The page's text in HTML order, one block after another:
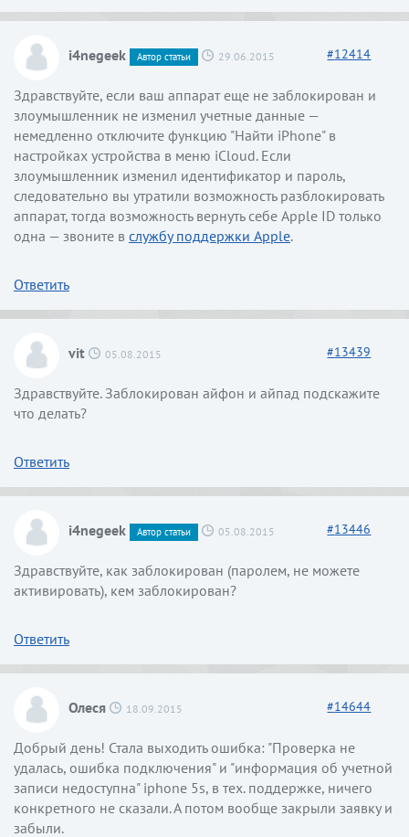
i4negeek Автор статьи 29.06.2015 #12414
Здравствуйте, если ваш аппарат еще не заблокирован и
злоумышленник не изменил учетные данные —
немедленно отключите функцию "Найти iPhone" в
настройках устройства в меню iCloud. Если
злоумышленник изменил идентификатор и пароль,
следовательно вы утратили возможность разблокировать
аппарат, тогда возможность вернуть себе Apple ID только
одна — звоните в службу поддержки Apple.
Ответить
vit 05.08.2015 #13439
Здравствуйте. Заблокирован айфон и айпад подскажите
что делать?
Ответить
i4negeek Автор статьи 05.08.2015 #13446
Здравствуйте, как заблокирован (паролем, не можете
активировать), кем заблокирован?
Ответить
Олеся 18.09.2015 #14644
Добрый день! Стала выходить ошибка: "Проверка не
удалась, ошибка подключения" и "информация об учетной
записи недоступна" iphone 5s, в тех. поддержке, ничего
конкретного не сказали. А потом вообще закрыли заявку и
забыли.